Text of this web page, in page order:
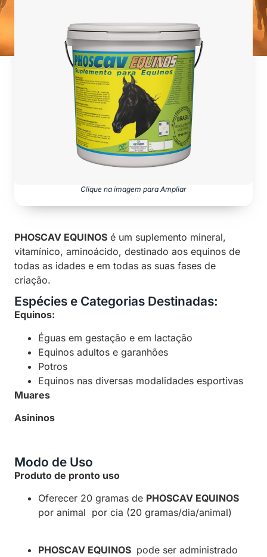
Clique na imagem para Ampliar
PHOSCAV EQUINOS é um suplemento mineral,
vitamínico, aminoácido, destinado aos equinos de
todas as idades e em todas as suas fases de
criação.
Espécies e Categorias Destinadas:
Equinos:
Éguas em gestação e em lactação
Equinos adultos e garanhões
Potros
Equinos nas diversas modalidades esportivas
Muares
Asininos
Modo de Uso
Produto de pronto uso
Oferecer 20 gramas de PHOSCAV EQUINOS
por animal por cia (20 gramas/dia/animal)
PHOSCAV EQUINOS pode ser administrado